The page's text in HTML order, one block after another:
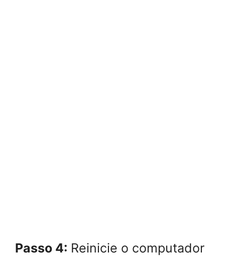
Passo 4: Reinicie o computador